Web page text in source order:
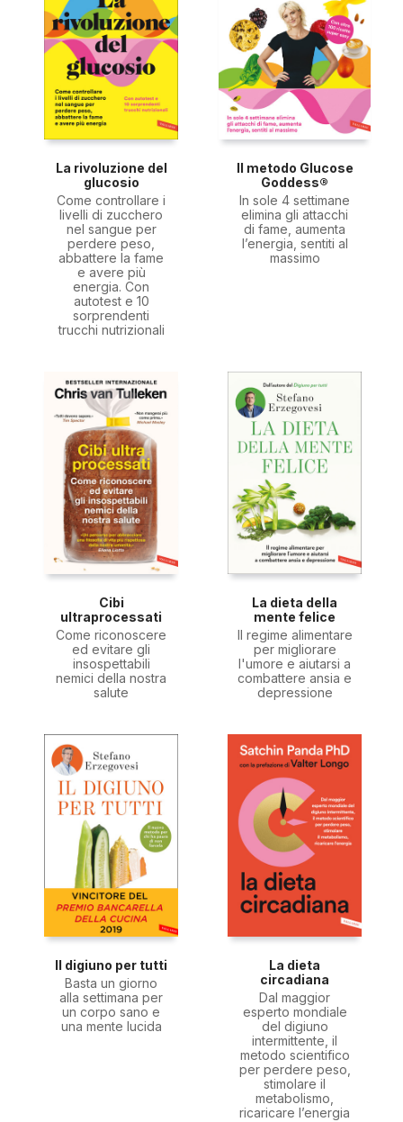
La rivoluzione del
glucosio
Come controllare i
livelli di zucchero
nel sangue per
perdere peso,
abbattere la fame
e avere più
energia. Con
autotest e 10
sorprendenti
trucchi nutrizionali
Il metodo Glucose
Goddess®
In sole 4 settimane
elimina gli attacchi
di fame, aumenta
l’energia, sentiti al
massimo
Cibi
ultraprocessati
Come riconoscere
ed evitare gli
insospettabili
nemici della nostra
salute
La dieta della
mente felice
Il regime alimentare
per migliorare
l'umore e aiutarsi a
combattere ansia e
depressione
Il digiuno per tutti
Basta un giorno
alla settimana per
un corpo sano e
una mente lucida
La dieta
circadiana
Dal maggior
esperto mondiale
del digiuno
intermittente, il
metodo scientifico
per perdere peso,
stimolare il
metabolismo,
ricaricare l’energia